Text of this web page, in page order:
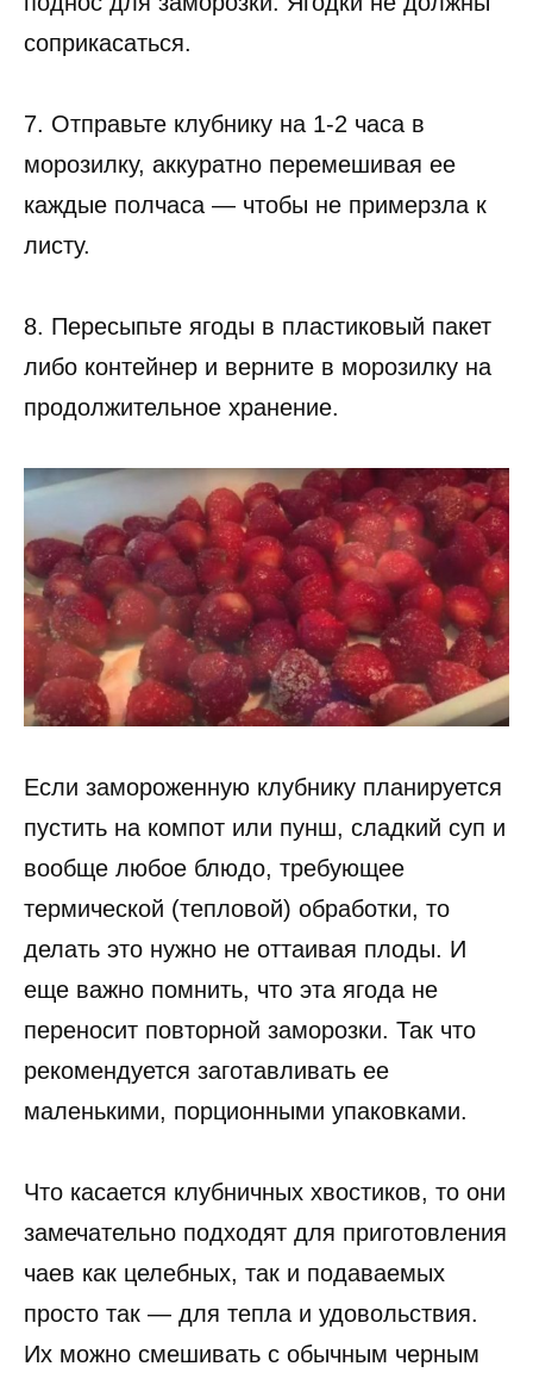
соприкасаться.
7. Отправьте клубнику на 1-2 часа в
морозилку, аккуратно перемешивая ее
каждые полчаса — чтобы не примерзла к
листу.
8. Пересыпьте ягоды в пластиковый пакет
либо контейнер и верните в морозилку на
продолжительное хранение.
Если замороженную клубнику планируется
пустить на компот или пунш, сладкий суп и
вообще любое блюдо, требующее
термической (тепловой) обработки, то
делать это нужно не оттаивая плоды. И
еще важно помнить, что эта ягода не
переносит повторной заморозки. Так что
рекомендуется заготавливать ее
маленькими, порционными упаковками.
Что касается клубничных хвостиков, то они
замечательно подходят для приготовления
чаев как целебных, так и подаваемых
просто так — для тепла и удовольствия.
Их можно смешивать с обычным черным